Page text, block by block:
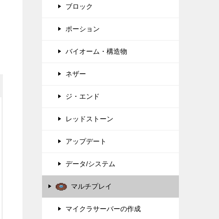
ブロック
ポーション
バイオーム・構造物
ネザー
ジ・エンド
レッドストーン
アップデート
データ/システム
マルチプレイ
マイクラサーバーの作成